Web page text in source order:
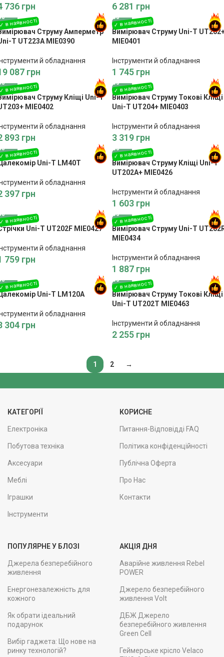
736 грн 6 281 грн
Струму Амперметр
T UT223A MIE0390
й обладнання
087 грн
Вимірювач Струму Uni-T
MIE0401
Інструменти й обладнання
1 745 грн
Струму Кліщі Uni-T
MIE0402
й обладнання
893 грн
Вимірювач Струму Токові Кліщі
Uni-T UT204+ MIE0403
Інструменти й обладнання
3 319 грн
Uni-T LM40T
й обладнання
397 грн
Вимірювач Струму Кліщі Uni-T
UT202A+ MIE0426
Інструменти й обладнання
1 603 грн
Uni-T UT202F MIE0427
й обладнання
759 грн
Вимірювач Струму Uni-T
MIE0434
Інструменти й обладнання
1 887 грн
Uni-T LM120A
й обладнання
304 грн
Вимірювач Струму Токові Кліщі
Uni-T UT202T MIE0463
Інструменти й обладнання
2 255 грн
1 2 →
КАТЕГОРІЇ
Електроніка
Побутова техніка
Аксесуари
Меблі
Іграшки
Інструменти
КОРИСНЕ
Питання-Відповідді FAQ
Політика конфіденційності
Публічна Оферта
Про Нас
Контакти
ПОПУЛЯРНЕ У БЛОЗІ
Джерела безперебійного
живлення
Енергонезалежність для
кожного
Як обрати ідеальний
подарунок
Вибір гаджета: Що нове на
ринку технологій?
АКЦІЯ ДНЯ
Аварійне живлення Rebel
POWER
Джерело безперебійного
живлення Volt
ДБЖ Джерело
безперебійного живлення
Green Cell
Геймерське крісло Velaco